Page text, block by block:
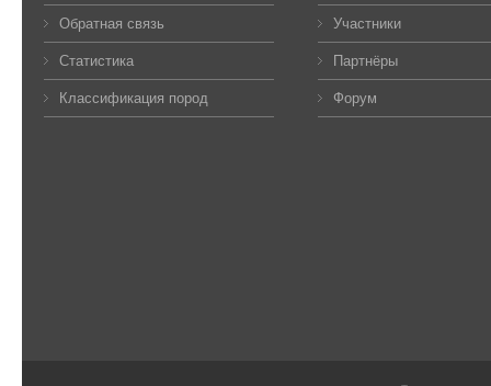
Обратная связь
Статистика
Классификация пород
Участники
Партнёры
Форум